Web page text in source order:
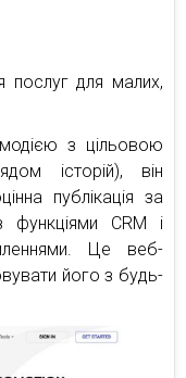
послуг для малих,
з цільовою
історій), він
публікація за
CRM і
Це веб-
його з будь-